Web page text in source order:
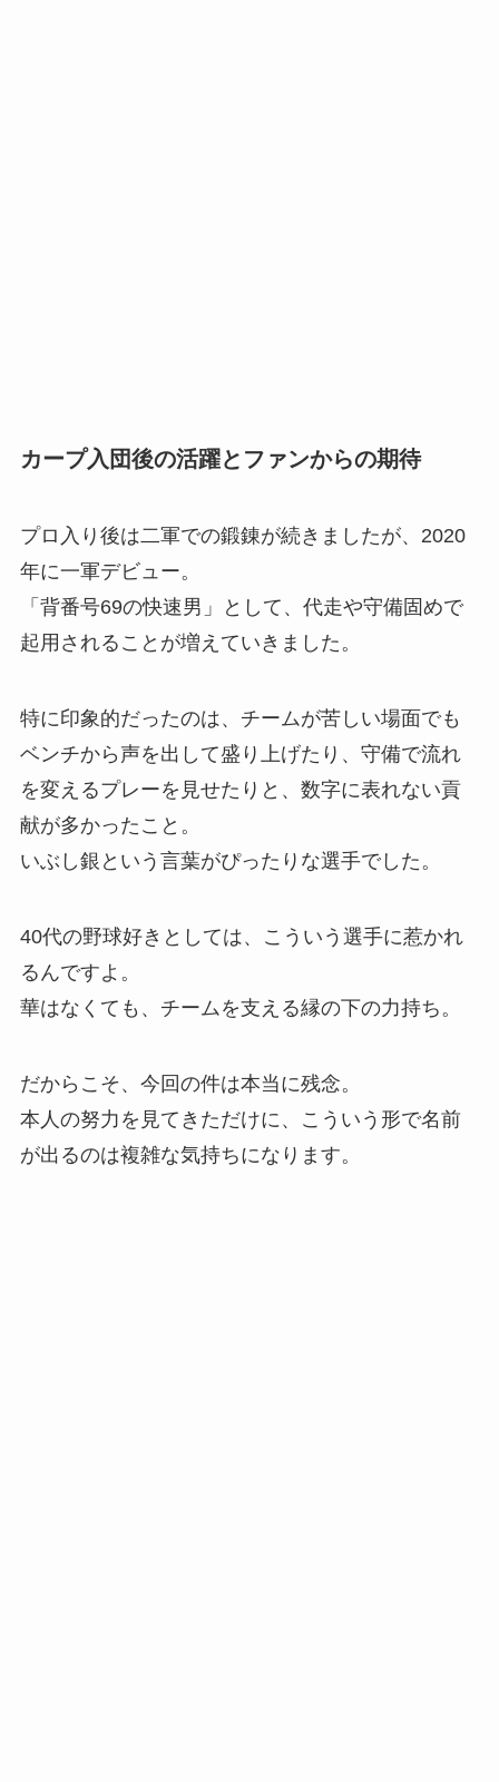
カープ入団後の活躍とファンからの期待
プロ入り後は二軍での鍛錬が続きましたが、2020
年に一軍デビュー。
「背番号69の快速男」として、代走や守備固めで
起用されることが増えていきました。
特に印象的だったのは、チームが苦しい場面でも
ベンチから声を出して盛り上げたり、守備で流れ
を変えるプレーを見せたりと、数字に表れない貢
献が多かったこと。
いぶし銀という言葉がぴったりな選手でした。
40代の野球好きとしては、こういう選手に惹かれ
るんですよ。
華はなくても、チームを支える縁の下の力持ち。
だからこそ、今回の件は本当に残念。
本人の努力を見てきただけに、こういう形で名前
が出るのは複雑な気持ちになります。